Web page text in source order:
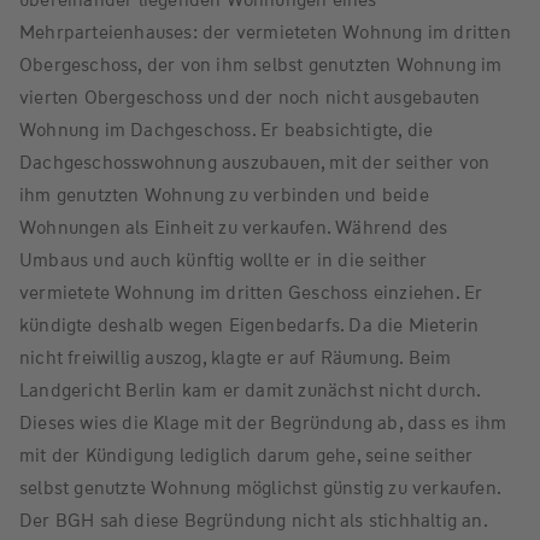
Mehrparteienhauses: der vermieteten Wohnung im dritten
Obergeschoss, der von ihm selbst genutzten Wohnung im
vierten Obergeschoss und der noch nicht ausgebauten
Wohnung im Dachgeschoss. Er beabsichtigte, die
Dachgeschosswohnung auszubauen, mit der seither von
ihm genutzten Wohnung zu verbinden und beide
Wohnungen als Einheit zu verkaufen. Während des
Umbaus und auch künftig wollte er in die seither
vermietete Wohnung im dritten Geschoss einziehen. Er
kündigte deshalb wegen Eigenbedarfs. Da die Mieterin
nicht freiwillig auszog, klagte er auf Räumung. Beim
Landgericht Berlin kam er damit zunächst nicht durch.
Dieses wies die Klage mit der Begründung ab, dass es ihm
mit der Kündigung lediglich darum gehe, seine seither
selbst genutzte Wohnung möglichst günstig zu verkaufen.
Der BGH sah diese Begründung nicht als stichhaltig an.